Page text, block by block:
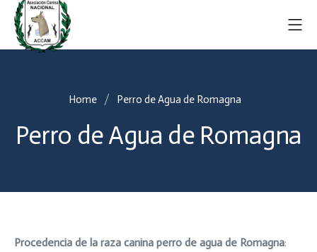
Home Perro de Agua de Romagna
Perro de Agua de Romagna
Procedencia de la raza canina perro de agua de Romagna: